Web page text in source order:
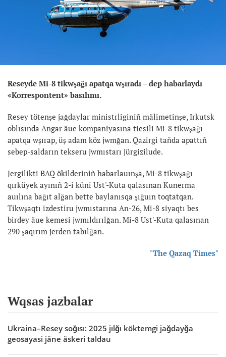
Reseyde Mi-8 tikwşağı apatqa wşıradı – dep habarlaydı
«Korrespontent» basılımı.
Resey tötenşe jağdaylar ministrliginiñ mälimetinşe, Irkutsk
oblısında Angar äue kompaniyasına tiesili Mi-8 tikwşağı
apatqa wşırap, üş adam köz jwmğan. Qazirgi tañda apattıñ
sebep-saldarın tekseru jwmıstarı jürgizilude.
Jergilikti BAQ ökilderiniñ habarlauınşa, Mi-8 tikwşağı
qırküyek ayınıñ 2-i küni Ust'-Kuta qalasınan Kunerma
auılına bağıt alğan bette baylanısqa şığuın toqtatqan.
Tikwşaqtı izdestiru jwmıstarına An-26, Mi-8 siyaqtı bes
birdey äue kemesi jwmıldırılğan. Mi-8 Ust'-Kuta qalasınan
290 şaqırım jerden tabılğan.
"The Qazaq Times"
Wqsas jazbalar
Ukraina–Resey soğısı: 2025 jılğı köktemgi jağdayğa
geosayasi jäne äskeri taldau